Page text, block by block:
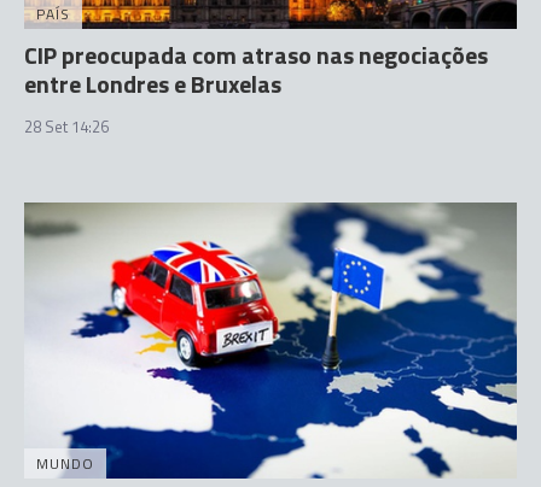
PAÍS
CIP preocupada com atraso nas negociações
entre Londres e Bruxelas
28 Set 14:26
MUNDO